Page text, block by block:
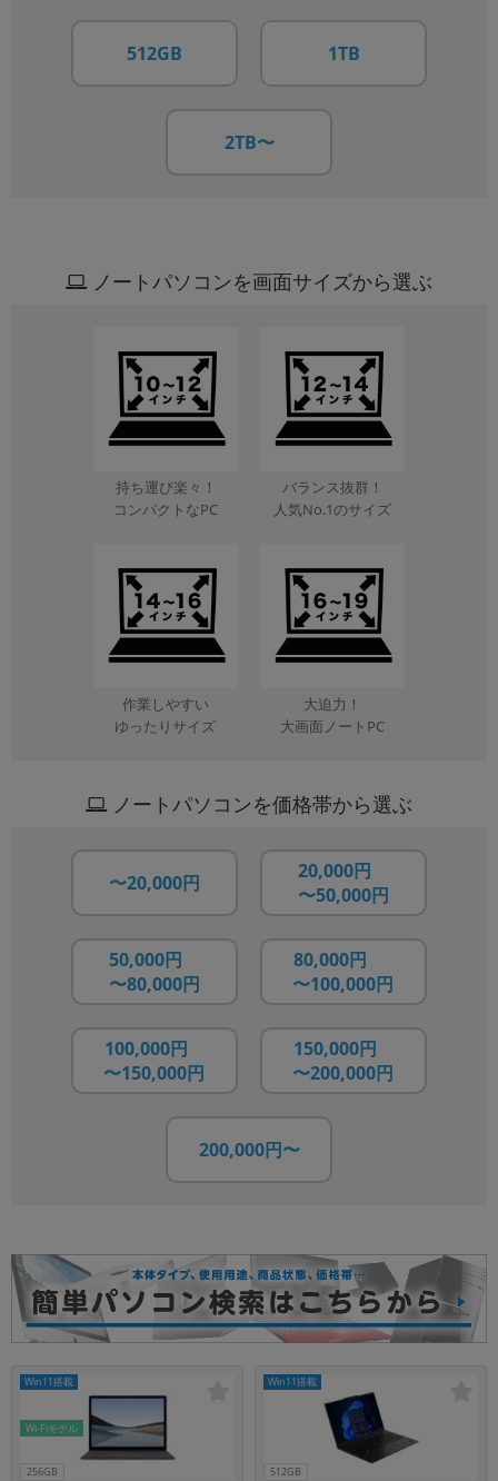
512GB 1TB
2TB〜
ノートパソコンを画面サイズから選ぶ
持ち運び楽々！
コンパクトなPC
バランス抜群！
人気No.1のサイズ
作業しやすい
ゆったりサイズ
大迫力！
大画面ノートPC
ノートパソコンを価格帯から選ぶ
〜20,000円 20,000円
〜50,000円
50,000円
〜80,000円
80,000円
〜100,000円
100,000円
〜150,000円
150,000円
〜200,000円
200,000円〜
256GB
Wi-Fiモデル
Win11搭載
512GB
Win11搭載